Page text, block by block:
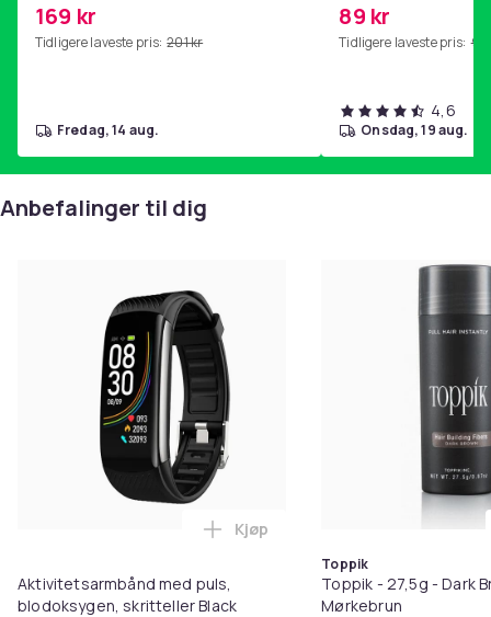
hjemmegymnastikk Pink
169 kr
Tidligere laveste pris: 201 kr
fredag, 14 aug.
89 kr
Tidligere laveste pris: 99
4,6
onsdag, 19 aug.
Anbefalinger til dig
Aktivitetsarmbånd med puls,
blodoksygen, skritteller Black
Legg Aktivitetsarmbånd med
Kjøp
Toppik
Toppik - 27,5g - Dark
Mørkebrun